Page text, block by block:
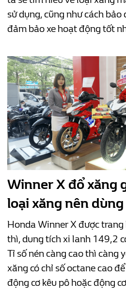
sử dụng, cũng như cách bảo
đảm bảo xe hoạt động tốt
Winner X đổ xăng
loại xăng nên dùng
Honda Winner X được trang
thì, dung tích xi lanh 149,2
Tỉ số nén càng cao thì càng
xăng có chỉ số octane cao
động cơ kêu pô hoặc động